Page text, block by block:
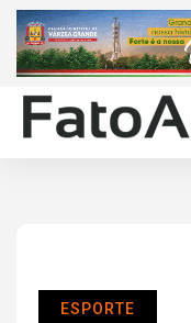
ESPORTE